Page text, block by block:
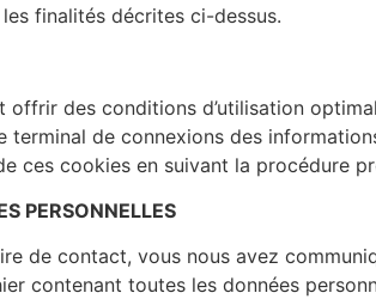
finalités décrites ci-dessus.
des conditions d’utilisation
de connexions des
ces cookies en suivant la procédure
PERSONNELLES
de contact, vous nous avez
contenant toutes les données